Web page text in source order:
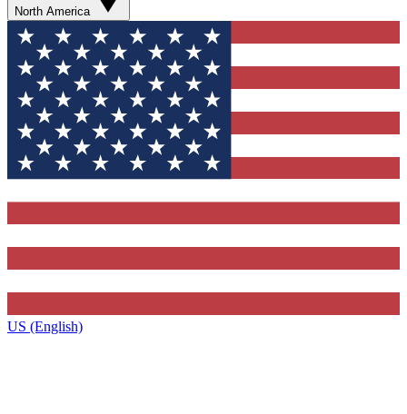
North America
US (English)